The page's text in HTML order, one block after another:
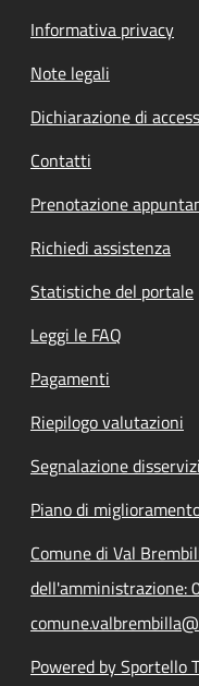
Informativa privacy
Note legali
Dichiarazione di
Contatti
Prenotazione
Richiedi assistenza
Statistiche del portale
Leggi le FAQ
Pagamenti
Riepilogo valutazioni
Segnalazione
Piano di
Comune di Val
dell'amministrazione:
Powered by Sportello